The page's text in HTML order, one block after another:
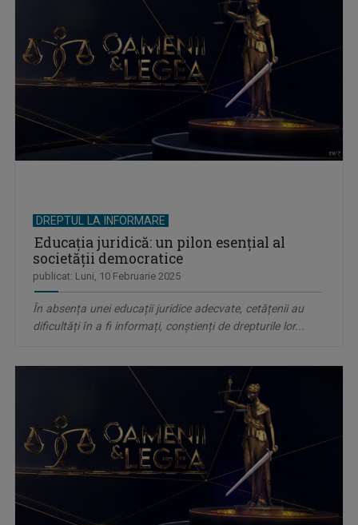
DREPTUL LA INFORMARE
Educația juridică: un pilon esențial al
societății democratice
publicat: Luni, 10 Februarie 2025
În absența unei educații juridice adecvate, cetățenii au
dificultăți în a fi informați, conștienți de drepturile lor...